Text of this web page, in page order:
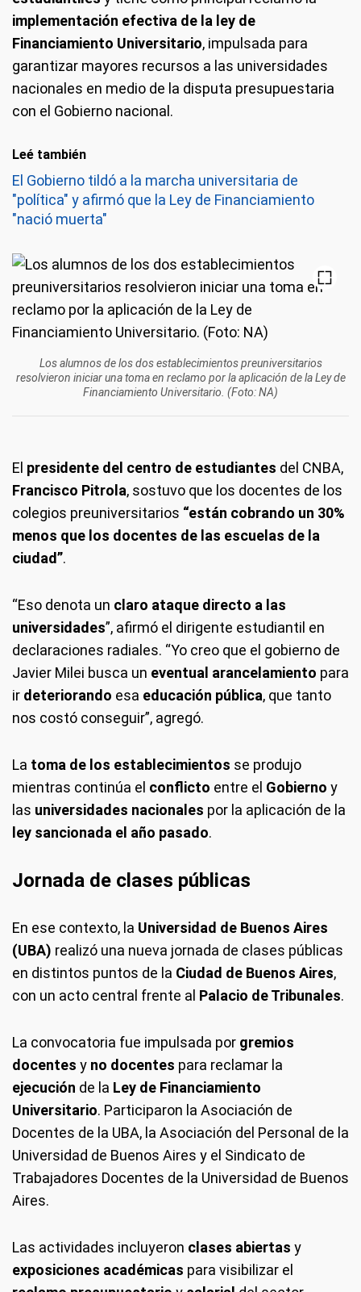
implementación efectiva de la ley de
Financiamiento Universitario, impulsada para
garantizar mayores recursos a las universidades
nacionales en medio de la disputa presupuestaria
con el Gobierno nacional.
Leé también
El Gobierno tildó a la marcha universitaria de
"política" y afirmó que la Ley de Financiamiento
"nació muerta"
Los alumnos de los dos establecimientos preuniversitarios
resolvieron iniciar una toma en reclamo por la aplicación de la Ley de
Financiamiento Universitario. (Foto: NA)
El presidente del centro de estudiantes del CNBA,
Francisco Pitrola, sostuvo que los docentes de los
colegios preuniversitarios “están cobrando un 30%
menos que los docentes de las escuelas de la
ciudad”.
“Eso denota un claro ataque directo a las
universidades”, afirmó el dirigente estudiantil en
declaraciones radiales. “Yo creo que el gobierno de
Javier Milei busca un eventual arancelamiento para
ir deteriorando esa educación pública, que tanto
nos costó conseguir”, agregó.
La toma de los establecimientos se produjo
mientras continúa el conflicto entre el Gobierno y
las universidades nacionales por la aplicación de la
ley sancionada el año pasado.
Jornada de clases públicas
En ese contexto, la Universidad de Buenos Aires
(UBA) realizó una nueva jornada de clases públicas
en distintos puntos de la Ciudad de Buenos Aires,
con un acto central frente al Palacio de Tribunales.
La convocatoria fue impulsada por gremios
docentes y no docentes para reclamar la
ejecución de la Ley de Financiamiento
Universitario. Participaron la Asociación de
Docentes de la UBA, la Asociación del Personal de la
Universidad de Buenos Aires y el Sindicato de
Trabajadores Docentes de la Universidad de Buenos
Aires.
Las actividades incluyeron clases abiertas y
exposiciones académicas para visibilizar el